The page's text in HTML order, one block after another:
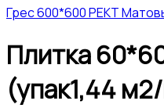
Грес 600*600 РЕКТ
Плитка
(упак1,44